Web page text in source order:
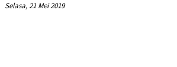
Selasa, 21 Mei 2019